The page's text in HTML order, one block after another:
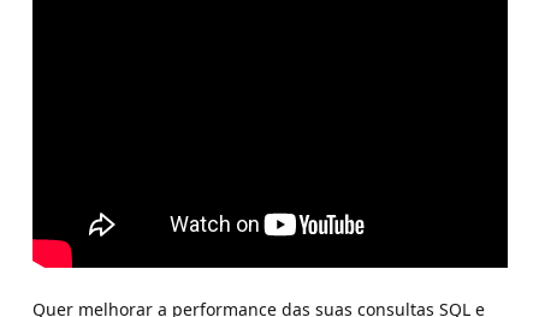
Quer melhorar a performance das suas consultas SQL e